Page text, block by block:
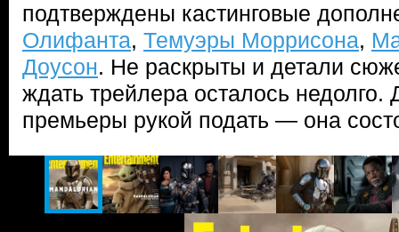
подтверждены кастинговые
Олифанта, Темуэры Моррисона,
Доусон. Не раскрыты и детали
ждать трейлера осталось
премьеры рукой подать — она